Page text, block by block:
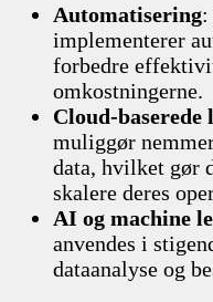
Automatisering:
implementerer
forbedre
omkostningerne.
Cloud-baserede
muliggør
data, hvilket gør
skalere deres
AI og machine
anvendes i
dataanalyse og